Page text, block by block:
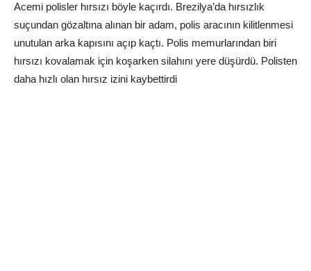
Acemi polisler hırsızı böyle kaçırdı. Brezilya’da hırsızlık
suçundan gözaltına alınan bir adam, polis aracının kilitlenmesi
unutulan arka kapısını açıp kaçtı. Polis memurlarından biri
hırsızı kovalamak için koşarken silahını yere düşürdü. Polisten
daha hızlı olan hırsız izini kaybettirdi